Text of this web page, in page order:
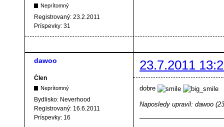
Neprítomný
Registrovaný: 23.2.2011
Príspevky: 31
dawoo 23.7.2011
Člen
Neprítomný
Bydlisko: Neverhood
Registrovaný: 16.6.2011
Príspevky: 16
dobre
Naposledy upravil: dawoo